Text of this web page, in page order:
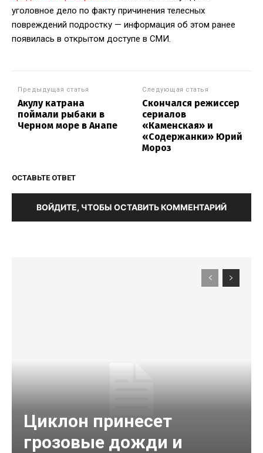
уголовное дело по факту причинения телесных
повреждений подростку — информация об этом ранее
появилась в открытом доступе в СМИ.
Предыдущая статья
Акулу катрана
поймали рыбаки в
Черном море в Анапе
Следующая статья
Скончался режиссер
сериалов
«Каменская» и
«Содержанки» Юрий
Мороз
ОСТАВЬТЕ ОТВЕТ
ВОЙДИТЕ, ЧТОБЫ ОСТАВИТЬ КОММЕНТАРИЙ
Циклон принесет
грозовые дожди и